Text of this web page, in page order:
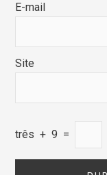
E-mail
Site
três + 9 =